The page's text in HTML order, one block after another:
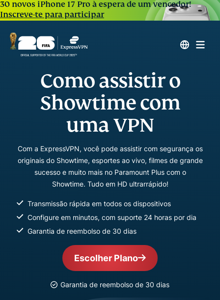
30 novos iPhone 17 Pro à espera de um vencedor!
Inscreve-te para participar
Como assistir o
Showtime com
uma VPN
Com a ExpressVPN, você pode assistir com segurança os
originais do Showtime, esportes ao vivo, filmes de grande
sucesso e muito mais no Paramount Plus com o
Showtime. Tudo em HD ultrarrápido!
Transmissão rápida em todos os dispositivos
Configure em minutos, com suporte 24 horas por dia
Garantia de reembolso de 30 dias
Escolher Plano
Garantia de reembolso de 30 dias